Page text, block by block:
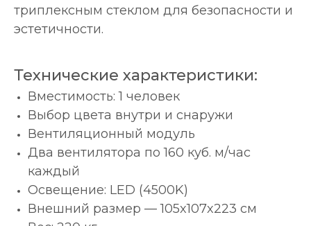
триплексным стеклом для безопасности и
эстетичности.
Технические характеристики:
Вместимость: 1 человек
Выбор цвета внутри и снаружи
Вентиляционный модуль
Два вентилятора по 160 куб. м/час
каждый
Освещение: LED (4500K)
Внешний размер — 105x107x223 см